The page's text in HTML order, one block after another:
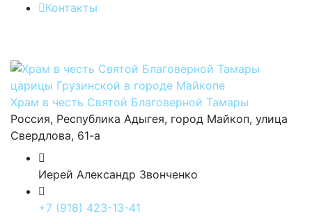
Контакты
Храм в честь Святой Благоверной Тамары
Россия, Республика Адыгея, город Майкоп, улица
Свердлова, 61-а
Иерей Александр Звонченко
+7 (918) 423-13-41